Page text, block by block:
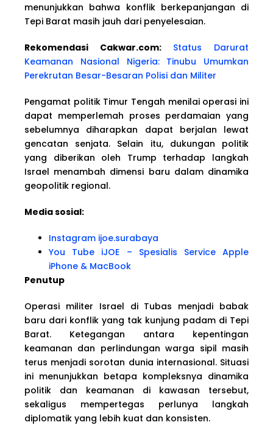
menunjukkan bahwa konflik berkepanjangan di
Tepi Barat masih jauh dari penyelesaian.
Rekomendasi Cakwar.com: Status Darurat
Keamanan Nasional Nigeria: Tinubu Umumkan
Perekrutan Besar-Besaran Polisi dan Militer
Pengamat politik Timur Tengah menilai operasi ini
dapat memperlemah proses perdamaian yang
sebelumnya diharapkan dapat berjalan lewat
gencatan senjata. Selain itu, dukungan politik
yang diberikan oleh Trump terhadap langkah
Israel menambah dimensi baru dalam dinamika
geopolitik regional.
Media sosial:
Instagram ijoe.surabaya
You Tube iJOE – Spesialis Service Apple
iPhone & MacBook
Penutup
Operasi militer Israel di Tubas menjadi babak
baru dari konflik yang tak kunjung padam di Tepi
Barat. Ketegangan antara kepentingan
keamanan dan perlindungan warga sipil masih
terus menjadi sorotan dunia internasional. Situasi
ini menunjukkan betapa kompleksnya dinamika
politik dan keamanan di kawasan tersebut,
sekaligus mempertegas perlunya langkah
diplomatik yang lebih kuat dan konsisten.